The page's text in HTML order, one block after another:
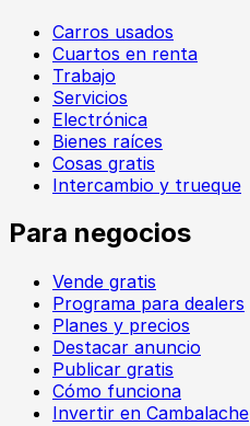
Carros usados
Cuartos en renta
Trabajo
Servicios
Electrónica
Bienes raíces
Cosas gratis
Intercambio y trueque
Para negocios
Vende gratis
Programa para dealers
Planes y precios
Destacar anuncio
Publicar gratis
Cómo funciona
Invertir en Cambalache